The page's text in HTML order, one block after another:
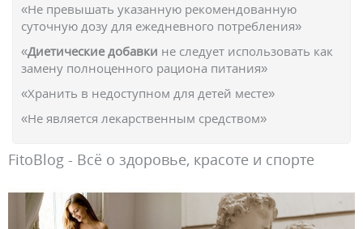
«Не превышать указанную рекомендованную
суточную дозу для ежедневного потребления»
«Диетические добавки не следует использовать как
замену полноценного рациона питания»
«Хранить в недоступном для детей месте»
«Не является лекарственным средством»
FitoBlog - Всё о здоровье, красоте и спорте